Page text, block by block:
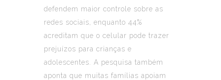
defendem maior controle sobre as
redes sociais, enquanto 44%
acreditam que o celular pode trazer
prejuízos para crianças e
adolescentes. A pesquisa também
aponta que muitas famílias apoiam